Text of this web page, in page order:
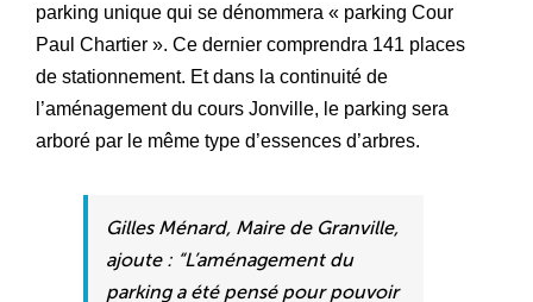
parking unique qui se dénommera « parking Cour
Paul Chartier ». Ce dernier comprendra 141 places
de stationnement. Et dans la continuité de
l’aménagement du cours Jonville, le parking sera
arboré par le même type d’essences d’arbres.
Gilles Ménard, Maire de Granville,
ajoute : “L’aménagement du
parking a été pensé pour pouvoir